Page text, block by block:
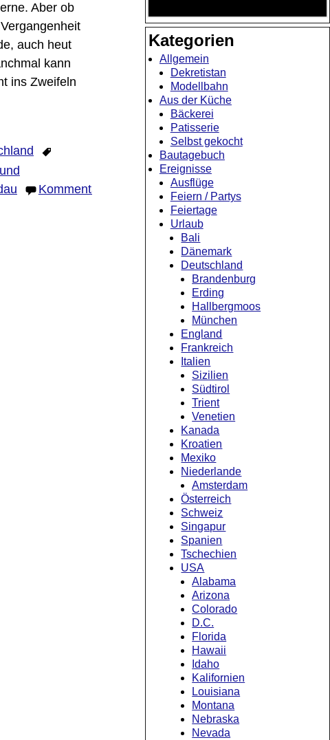
Aber ob
auch heut
kann
ins Zweifeln
Kommentar
Kategorien
Allgemein
Dekretistan
Modellbahn
Aus der Küche
Bäckerei
Patisserie
Selbst gekocht
Bautagebuch
Ereignisse
Ausflüge
Feiern / Partys
Feiertage
Urlaub
Bali
Dänemark
Deutschland
Brandenburg
Erding
Hallbergmoos
München
England
Frankreich
Italien
Sizilien
Südtirol
Trient
Venetien
Kanada
Kroatien
Mexiko
Niederlande
Amsterdam
Österreich
Schweiz
Singapur
Spanien
Tschechien
USA
Alabama
Arizona
Colorado
D.C.
Florida
Hawaii
Idaho
Kalifornien
Louisiana
Montana
Nebraska
Nevada